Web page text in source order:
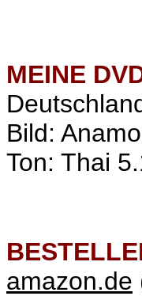
MEINE
Bild:
Ton: Thai
amazon.de